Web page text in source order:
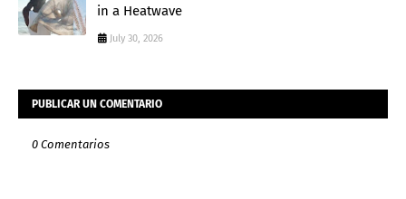
in a Heatwave
July 30, 2026
PUBLICAR UN COMENTARIO
0 Comentarios